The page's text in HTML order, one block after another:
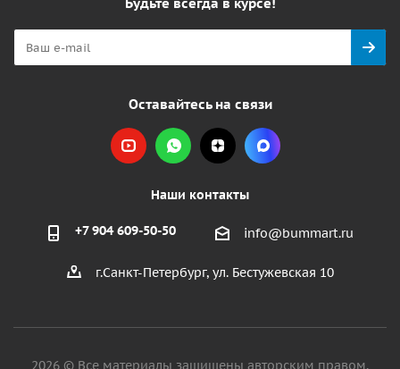
Оставайтесь на связи
Наши контакты
+7 904 609-50-50 info@bummart.ru
г.Санкт-Петербург, ул. Бестужевская 10
2026 © Все материалы защищены авторским правом.